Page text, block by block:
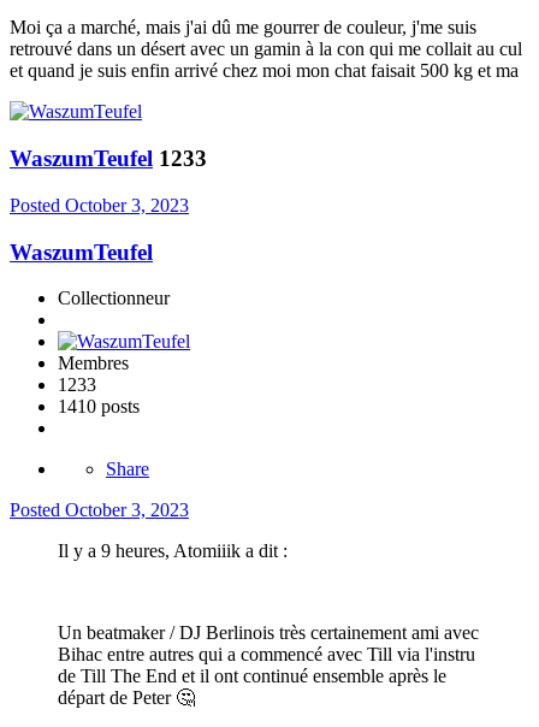
Moi ça a marché, mais j'ai dû me gourrer de couleur, j'me suis
retrouvé dans un désert avec un gamin à la con qui me collait au cul
et quand je suis enfin arrivé chez moi mon chat faisait 500 kg et ma
WaszumTeufel 1233
Posted October 3, 2023
WaszumTeufel
Collectionneur
Membres
1233
1410 posts
Share
Posted October 3, 2023
Il y a 9 heures, Atomiiik a dit :
Un beatmaker / DJ Berlinois très certainement ami avec
Bihac entre autres qui a commencé avec Till via l'instru
de Till The End et il ont continué ensemble après le
départ de Peter 🤔